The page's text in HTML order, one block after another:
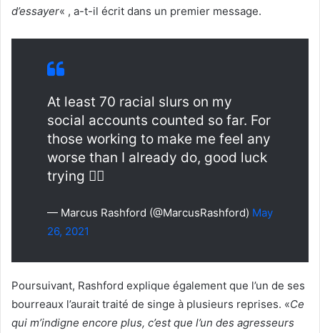
d’essayer« , a-t-il écrit dans un premier message.
At least 70 racial slurs on my
social accounts counted so far. For
those working to make me feel any
worse than I already do, good luck
trying 👍🏾
— Marcus Rashford (@MarcusRashford) May
26, 2021
Poursuivant, Rashford explique également que l’un de ses
bourreaux l’aurait traité de singe à plusieurs reprises. «Ce
qui m’indigne encore plus, c’est que l’un des agresseurs